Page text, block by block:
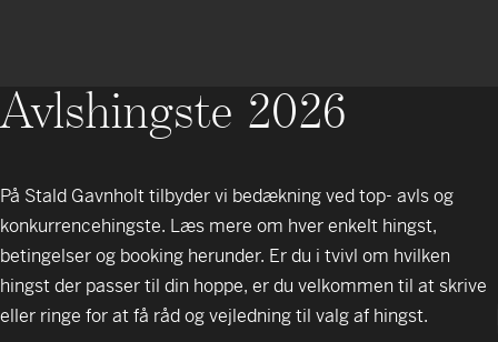
Avlshingste 2026
På Stald Gavnholt tilbyder vi bedækning ved top- avls og
konkurrencehingste. Læs mere om hver enkelt hingst,
betingelser og booking herunder. Er du i tvivl om hvilken
hingst der passer til din hoppe, er du velkommen til at skrive
eller ringe for at få råd og vejledning til valg af hingst.